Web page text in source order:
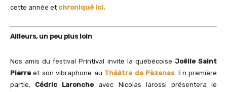
cette année et chroniqué ici.
Ailleurs, un peu plus loin
Nos amis du festival Printival invite la québécoise Joëlle Saint
Pierre et son vibraphone au Théâtre de Pèzenas. En première
partie, Cédric Laroncheavec Nicolas Iarossi présentera le